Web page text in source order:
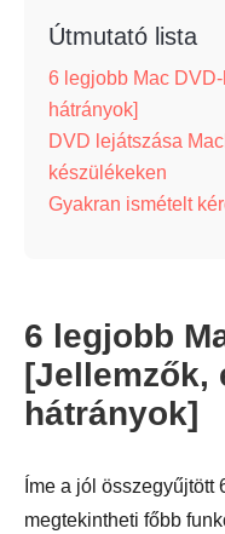
Útmutató lista
6 legjobb Mac
hátrányok]
DVD lejátszása
készülékeken
Gyakran ismételt
6 legjobb
[Jellemzők,
hátrányok]
Íme a jól
megtekintheti főbb